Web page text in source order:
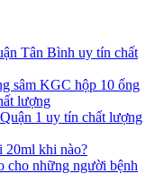
Tân Bình uy tín chất
sâm KGC hộp 10 ống
lượng
1 uy tín chất lượng
20ml khi nào?
cho những người bệnh